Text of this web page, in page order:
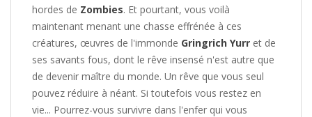
hordes de Zombies. Et pourtant, vous voilà
maintenant menant une chasse effrénée à ces
créatures, œuvres de l'immonde Gringrich Yurr et de
ses savants fous, dont le rêve insensé n'est autre que
de devenir maître du monde. Un rêve que vous seul
pouvez réduire à néant. Si toutefois vous restez en
vie... Pourrez-vous survivre dans l'enfer qui vous